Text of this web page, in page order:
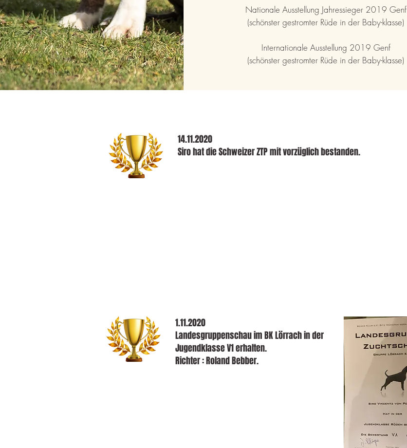
Nationale Ausstellung Jahressieger 2019 Genf
(schönster gestromter Rüde in der Baby-klasse)
Internationale Ausstellung 2019 Genf
(schönster gestromter Rüde in der Baby-klasse)
14.11.2020
Siro hat die Schweizer ZTP mit vorzüglich bestanden.
1.11.2020
Landesgruppenschau im BK Lörrach in der
Jugendklasse V1 erhalten.
Richter : Roland Bebber.